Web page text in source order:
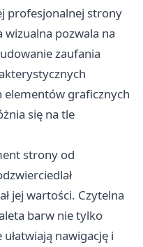
profesjonalnej strony
pozwala na
zaufania
graficznych
się na tle
strony od
jej wartości. Czytelna
barw nie tylko
nawigację i